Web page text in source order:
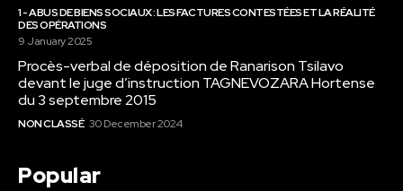
1 - ABUS DE BIENS SOCIAUX : LES FACTURES CONTESTÉES ET LA RÉALITÉ
DES OPÉRATIONS
9 January 2025
Procès-verbal de déposition de Ranarison Tsilavo
devant le juge d’instruction TAGNEVOZARA Hortense
du 3 septembre 2015
NON CLASSÉ 30 December 2024
Popular